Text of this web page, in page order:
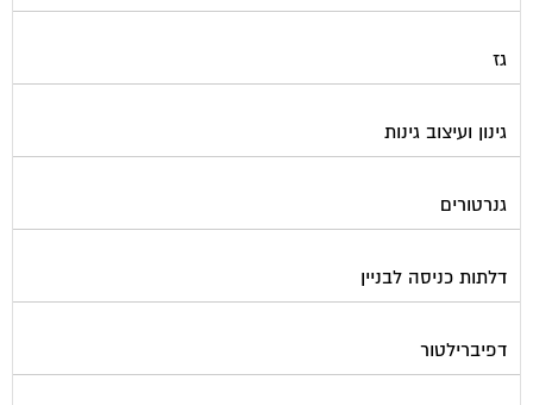
גז
גינון ועיצוב גינות
גנרטורים
דלתות כניסה לבניין
דפיברילטור